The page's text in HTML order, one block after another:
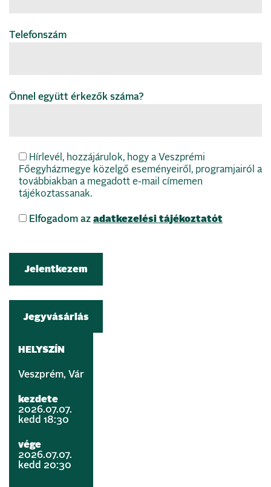
Telefonszám
Önnel együtt érkezők száma?
Hírlevél, hozzájárulok, hogy a Veszprémi
Főegyházmegye közelgő eseményeiről, programjairól a
továbbiakban a megadott e-mail címemen
tájékoztassanak.
Elfogadom az adatkezelési tájékoztatót
Jegyvásárlás
HELYSZÍN
Veszprém, Vár
kezdete
2026.07.07.
kedd 18:30
vége
2026.07.07.
kedd 20:30